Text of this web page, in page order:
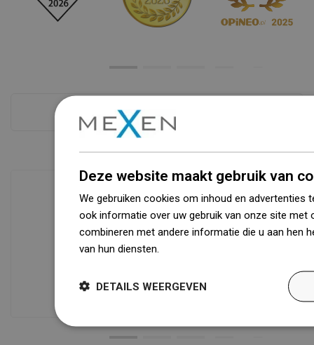
Zie alles
Beschikbaarheid van goederen
Een modern logistiek centrum met een
oppervlakte van 31.000 m² met meer
dan 1500.000 beschikbare producten!
Deze website maakt gebruik van
We gebruiken cookies om inhoud en advertenties
ook informatie over uw gebruik van onze site met
combineren met andere informatie die u aan hen
van hun diensten.
DETAILS WEERGEVEN